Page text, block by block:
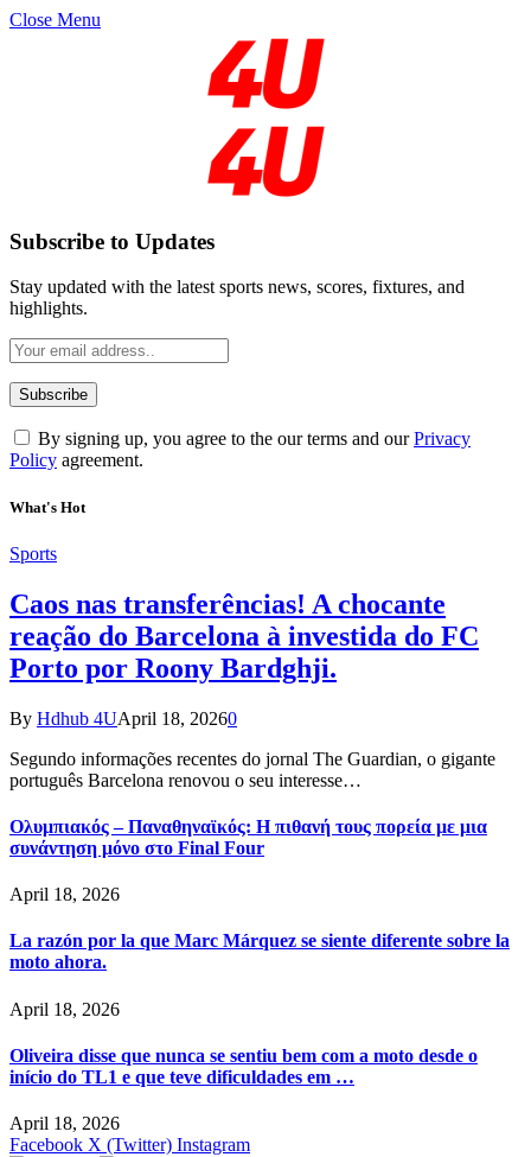
Close Menu
Subscribe to Updates
Stay updated with the latest sports news, scores, fixtures, and
highlights.
By signing up, you agree to the our terms and ourPrivacy
Policy agreement.
What's Hot
Sports
Caos nas transferências! A chocante
reação do Barcelona à investida do FC
Porto por Roony Bardghji.
By Hdhub 4UApril 18, 20260
Segundo informações recentes do jornal The Guardian, o gigante
português Barcelona renovou o seu interesse…
Ολυμπιακός – Παναθηναϊκός: Η πιθανή τους πορεία με μια
συνάντηση μόνο στο Final Four
April 18, 2026
La razón por la que Marc Márquez se siente diferente sobre la
moto ahora.
April 18, 2026
Oliveira disse que nunca se sentiu bem com a moto desde o
início do TL1 e que teve dificuldades em …
April 18, 2026
Facebook X (Twitter) Instagram